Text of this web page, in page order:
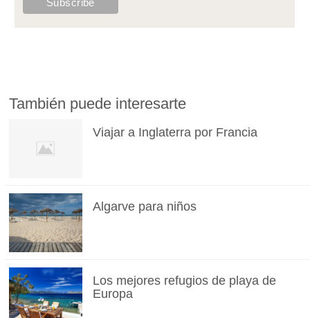
También puede interesarte
Viajar a Inglaterra por Francia
Algarve para niños
Los mejores refugios de playa de
Europa